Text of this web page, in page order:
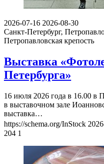
2026-07-16 2026-08-30
Санкт-Петербург,
Петропавловская крепость
Выставка
Петербурга»
16 июля 2026 года в 16.00 в
в выставочном зале
выставка…
https://schema.org/InStock
204 1